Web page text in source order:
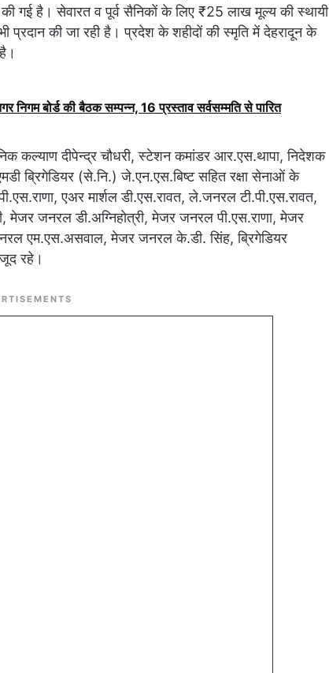
की गई है। सेवारत व पूर्व सैनिकों के लिए ₹25 लाख मूल्य की स्थायी
प्रदान की जा रही है। प्रदेश के शहीदों की स्मृति में देहरादून के
निगम बोर्ड की बैठक सम्पन्न, 16 प्रस्ताव सर्वसम्मति से पारित
कल्याण दीपेन्द्र चौधरी, स्टेशन कमांडर आर.एस.थापा, निदेशक
ब्रिगेडियर (से.नि.) जे.एन.एस.बिष्ट सहित रक्षा सेनाओं के
एअर मार्शल डी.एस.रावत, ले.जनरल टी.पी.एस.रावत,
जनरल डी.अग्निहोत्री, मेजर जनरल पी.एस.राणा, मेजर
एम.एस.असवाल, मेजर जनरल के.डी. सिंह, ब्रिगेडियर
रहे।